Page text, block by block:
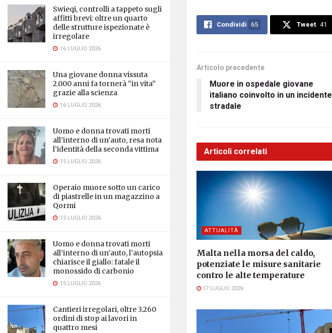
Swieqi, controlli a tappeto sugli
affitti brevi: oltre un quarto
delle strutture ispezionate è
irregolare
16 LUGLIO 2026
Una giovane donna vissuta
2.000 anni fa tornerà “in vita”
grazie alla scienza
16 LUGLIO 2026
Uomo e donna trovati morti
all’interno di un’auto, resa nota
l’identità della seconda vittima
15 LUGLIO 2026
Operaio muore sotto un carico
di piastrelle in un magazzino a
Qormi
15 LUGLIO 2026
Uomo e donna trovati morti
all’interno di un’auto, l’autopsia
chiarisce il giallo: fatale il
monossido di carbonio
15 LUGLIO 2026
Cantieri irregolari, oltre 3.260
ordini di stop ai lavori in
quattro mesi
Condividi 65 Tweet 41
Articolo precedente
Muore in ospedale giovane
italiano coinvolto in un incidente
stradale
Articoli correlati
ATTUALITÀ
Malta nella morsa del caldo,
potenziate le misure sanitarie
contro le alte temperature
17 LUGLIO 2026